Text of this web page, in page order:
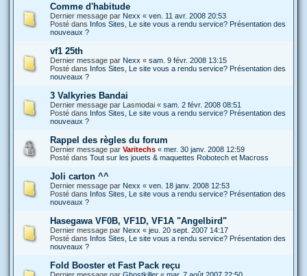
Comme d'habitude
Dernier message par Nexx « ven. 11 avr. 2008 20:53
Posté dans Infos Sites, Le site vous a rendu service? Présentation des
nouveaux ?
vf1 25th
Dernier message par Nexx « sam. 9 févr. 2008 13:15
Posté dans Infos Sites, Le site vous a rendu service? Présentation des
nouveaux ?
3 Valkyries Bandai
Dernier message par Lasmodai « sam. 2 févr. 2008 08:51
Posté dans Infos Sites, Le site vous a rendu service? Présentation des
nouveaux ?
Rappel des règles du forum
Dernier message par Varitechs « mer. 30 janv. 2008 12:59
Posté dans Tout sur les jouets & maquettes Robotech et Macross
Joli carton ^^
Dernier message par Nexx « ven. 18 janv. 2008 12:53
Posté dans Infos Sites, Le site vous a rendu service? Présentation des
nouveaux ?
Hasegawa VF0B, VF1D, VF1A "Angelbird"
Dernier message par Nexx « jeu. 20 sept. 2007 14:17
Posté dans Infos Sites, Le site vous a rendu service? Présentation des
nouveaux ?
Fold Booster et Fast Pack reçu
Dernier message par Ghostkiller « mar. 7 août 2007 22:50